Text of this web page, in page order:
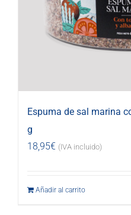
Espuma de sal marina
g
18,95€ (IVA incluido)
Añadir al carrito